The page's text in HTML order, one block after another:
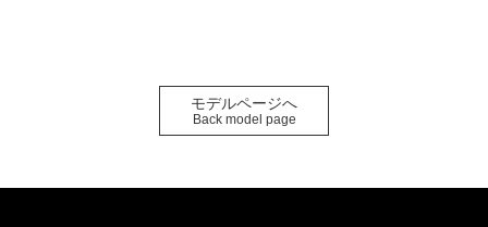
モデルページへ
Back model page